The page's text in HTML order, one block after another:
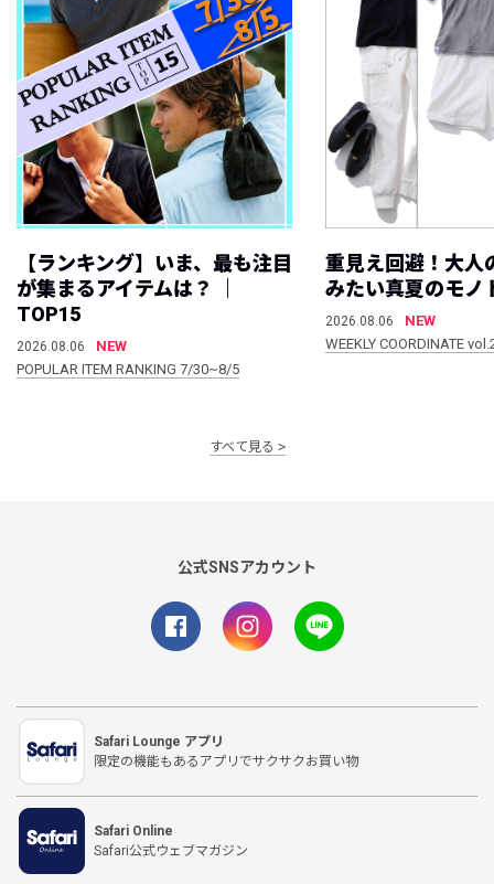
【ランキング】いま、最も注目
が集まるアイテムは？ ｜
TOP15
2026.08.06
NEW
POPULAR ITEM RANKING 7/30~8/5
重見え回避！大人
みたい真夏のモノ
2026.08.06
NEW
WEEKLY COORDINATE
すべて見る
公式SNSアカウント
Safari Lounge アプリ
限定の機能もあるアプリでサクサクお買い物
Safari Online
Safari公式ウェブマガジン